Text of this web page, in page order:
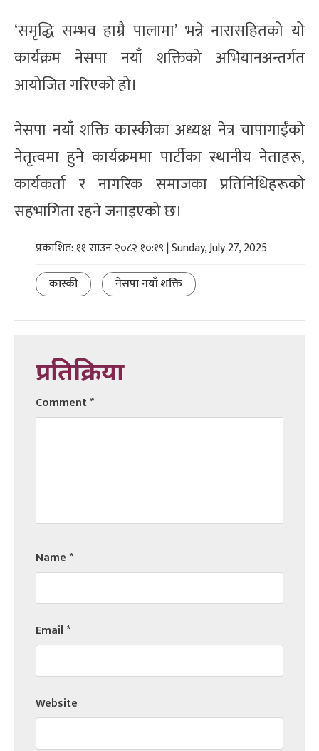
‘समृद्धि सम्भव हाम्रै पालामा’ भन्ने नारासहितको यो
कार्यक्रम नेसपा नयाँ शक्तिको अभियानअन्तर्गत
आयोजित गरिएको हो।
नेसपा नयाँ शक्ति कास्कीका अध्यक्ष नेत्र चापागाईंको
नेतृत्वमा हुने कार्यक्रममा पार्टीका स्थानीय नेताहरू,
कार्यकर्ता र नागरिक समाजका प्रतिनिधिहरूको
सहभागिता रहने जनाइएको छ।
प्रकाशित: ११ साउन २०८२ १०:१९ | Sunday, July 27, 2025
कास्की
नेसपा नयाँ शक्ति
प्रतिक्रिया
Comment*
Name*
Email*
Website